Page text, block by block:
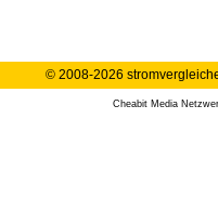
© 2008-2026
Cheabit Media